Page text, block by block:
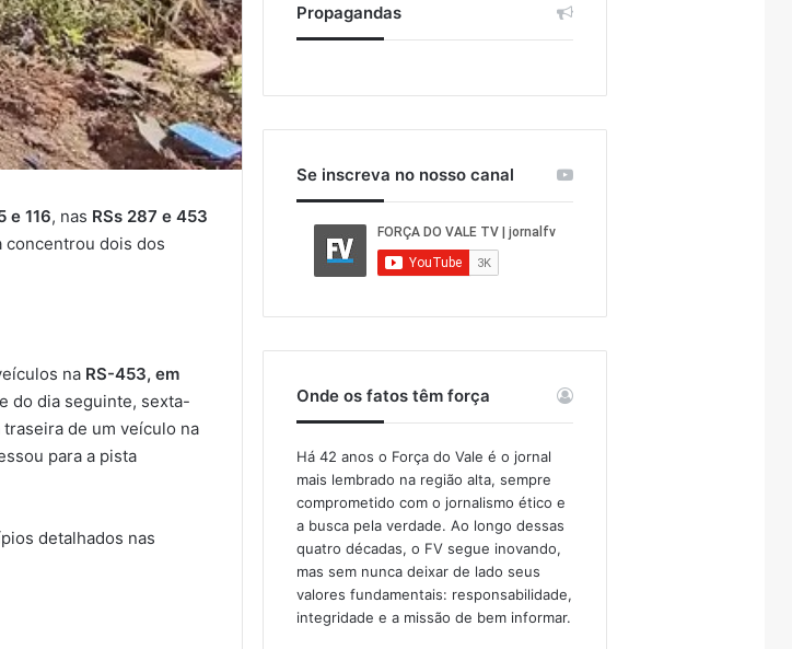
e 116, nas RSs 287 e 453
concentrou dois dos
na RS-453, em
do dia seguinte, sexta-
de um veículo na
para a pista
detalhados nas
Propagandas
Se inscreva no nosso canal
Onde os fatos têm força
Há 42 anos o Força do Vale é o jornal
mais lembrado na região alta, sempre
comprometido com o jornalismo ético e
a busca pela verdade. Ao longo dessas
quatro décadas, o FV segue inovando,
mas sem nunca deixar de lado seus
valores fundamentais: responsabilidade,
integridade e a missão de bem informar.​